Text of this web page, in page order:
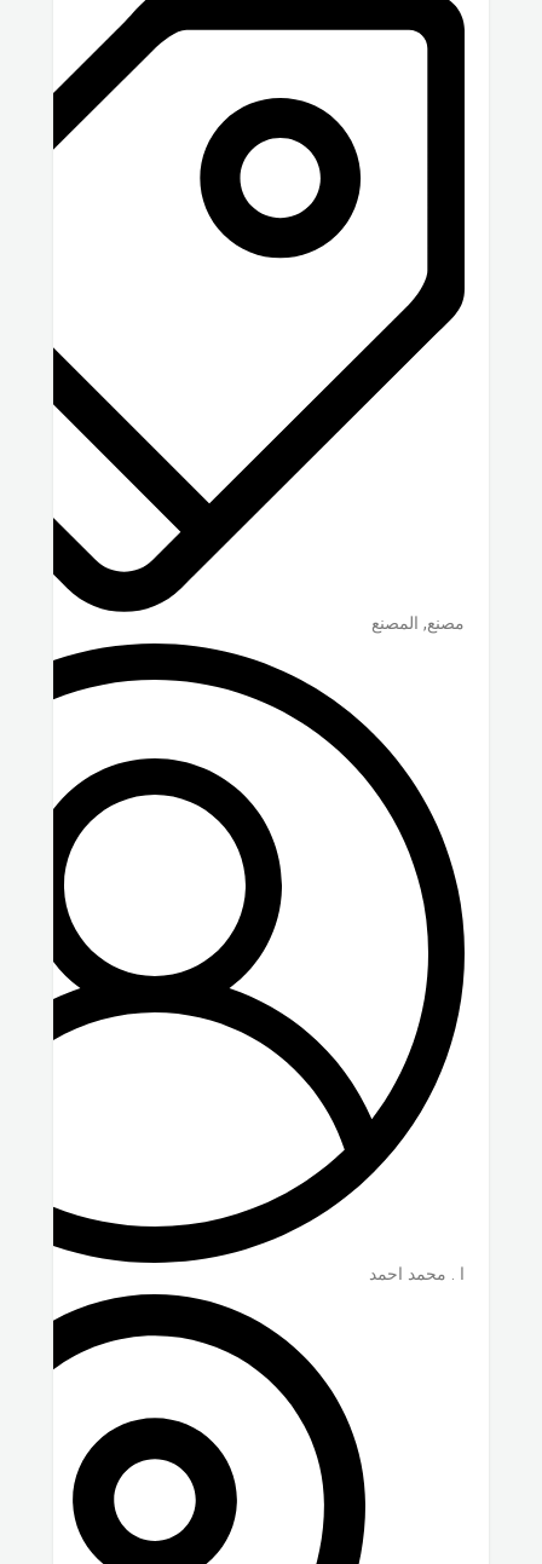
مصنع, المصنع
ا . محمد احمد